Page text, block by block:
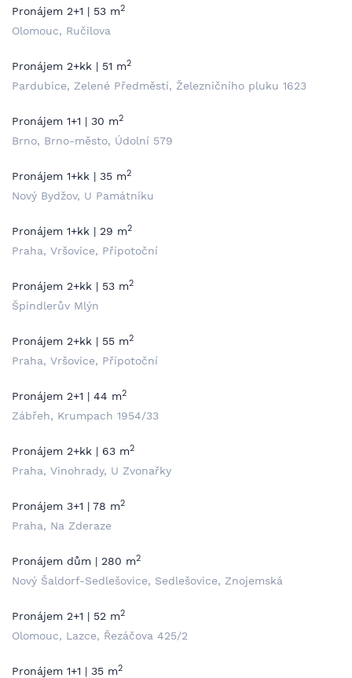
Pronájem 2+1 | 53 m2
Olomouc, Ručilova
Pronájem 2+kk | 51 m2
Pardubice, Zelené Předměstí, Železničního pluku 1623
Pronájem 1+1 | 30 m2
Brno, Brno-město, Údolní 579
Pronájem 1+kk | 35 m2
Nový Bydžov, U Památníku
Pronájem 1+kk | 29 m2
Praha, Vršovice, Přípotoční
Pronájem 2+kk | 53 m2
Špindlerův Mlýn
Pronájem 2+kk | 55 m2
Praha, Vršovice, Přípotoční
Pronájem 2+1 | 44 m2
Zábřeh, Krumpach 1954/33
Pronájem 2+kk | 63 m2
Praha, Vinohrady, U Zvonařky
Pronájem 3+1 | 78 m2
Praha, Na Zderaze
Pronájem dům | 280 m2
Nový Šaldorf-Sedlešovice, Sedlešovice, Znojemská
Pronájem 2+1 | 52 m2
Olomouc, Lazce, Řezáčova 425/2
Pronájem 1+1 | 35 m2